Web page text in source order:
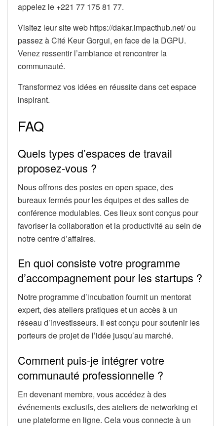
appelez le +221 77 175 81 77.
Visitez leur site web https://dakar.impacthub.net/ ou
passez à Cité Keur Gorgui, en face de la DGPU.
Venez ressentir l’ambiance et rencontrer la
communauté.
Transformez vos idées en réussite dans cet espace
inspirant.
FAQ
Quels types d’espaces de travail
proposez-vous ?
Nous offrons des postes en open space, des
bureaux fermés pour les équipes et des salles de
conférence modulables. Ces lieux sont conçus pour
favoriser la collaboration et la productivité au sein de
notre centre d’affaires.
En quoi consiste votre programme
d’accompagnement pour les startups ?
Notre programme d’incubation fournit un mentorat
expert, des ateliers pratiques et un accès à un
réseau d’investisseurs. Il est conçu pour soutenir les
porteurs de projet de l’idée jusqu’au marché.
Comment puis-je intégrer votre
communauté professionnelle ?
En devenant membre, vous accédez à des
événements exclusifs, des ateliers de networking et
une plateforme en ligne. Cela vous connecte à un